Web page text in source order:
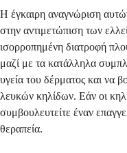
Η έγκαιρη αναγνώριση
στην αντιμετώπιση των
ισορροπημένη διατροφή
μαζί με τα κατάλληλα
υγεία του δέρματος και να
λευκών κηλίδων. Εάν οι
συμβουλευτείτε έναν
θεραπεία.